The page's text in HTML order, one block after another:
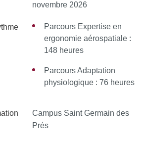
novembre 2026
Parcours Expertise en
ergonomie aérospatiale :
148 heures
Parcours Adaptation
physiologique : 76 heures
Campus Saint Germain des
Prés